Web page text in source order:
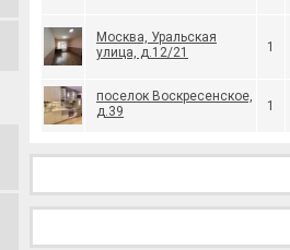
Москва, Уральская
улица, д.12/21
1
поселок Воскресенское,
д.39
1